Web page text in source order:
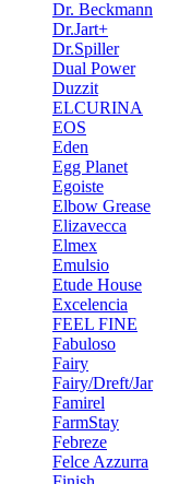
Dr. Beckmann
Dr.Jart+
Dr.Spiller
Dual Power
Duzzit
ELCURINA
EOS
Eden
Egg Planet
Egoiste
Elbow Grease
Elizavecca
Elmex
Emulsio
Etude House
Excelencia
FEEL FINE
Fabuloso
Fairy
Fairy/Dreft/Jar
Famirel
FarmStay
Febreze
Felce Azzurra